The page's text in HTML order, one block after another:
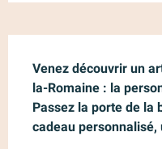
Venez découvrir un
la-Romaine : la
Passez la porte de la
cadeau personnalisé,